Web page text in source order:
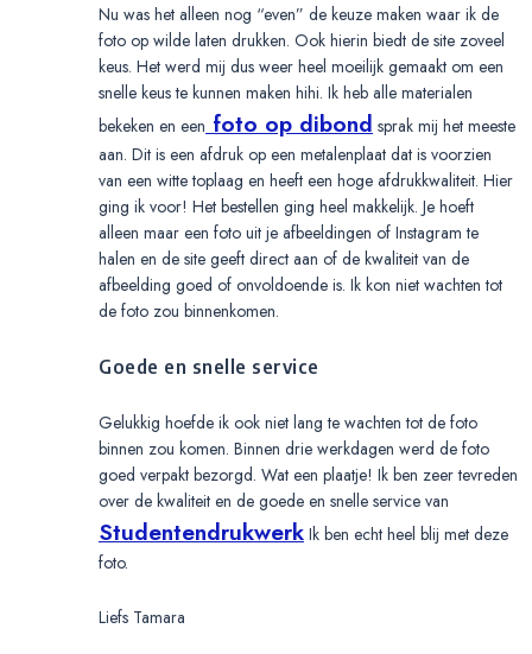
Nu was het alleen nog “even” de keuze maken waar ik de
foto op wilde laten drukken. Ook hierin biedt de site zoveel
keus. Het werd mij dus weer heel moeilijk gemaakt om een
snelle keus te kunnen maken hihi. Ik heb alle materialen
bekeken en een foto op dibond sprak mij het meeste
aan. Dit is een afdruk op een metalenplaat dat is voorzien
van een witte toplaag en heeft een hoge afdrukkwaliteit. Hier
ging ik voor! Het bestellen ging heel makkelijk. Je hoeft
alleen maar een foto uit je afbeeldingen of Instagram te
halen en de site geeft direct aan of de kwaliteit van de
afbeelding goed of onvoldoende is. Ik kon niet wachten tot
de foto zou binnenkomen.
Goede en snelle service
Gelukkig hoefde ik ook niet lang te wachten tot de foto
binnen zou komen. Binnen drie werkdagen werd de foto
goed verpakt bezorgd. Wat een plaatje! Ik ben zeer tevreden
over de kwaliteit en de goede en snelle service van
Studentendrukwerk Ik ben echt heel blij met deze
foto.
Liefs Tamara